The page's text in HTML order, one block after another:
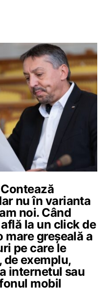
nu în varianta
noi. Când
la un click de
mare greșeală a
pe care le
de exemplu,
internetul sau
mobil